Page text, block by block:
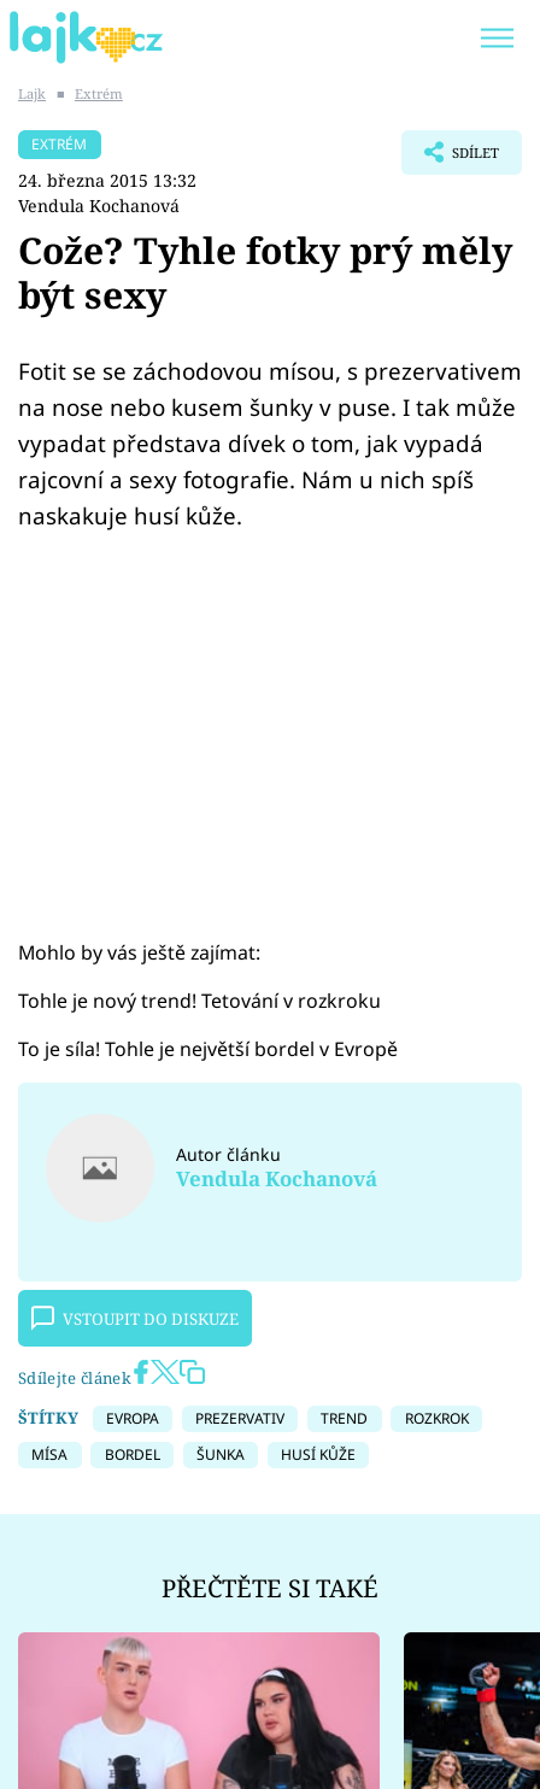
SHOPAHOLICADEL
Témata
Showbyznys
Youtubeři
Virály
Lajk ■ Extrém
EXTRÉM
24. března 2015 13:32
Vendula Kochanová
SDÍLET
Cože? Tyhle fotky prý měly
být sexy
Fotit se se záchodovou mísou, s prezervativem
na nose nebo kusem šunky v puse. I tak může
vypadat představa dívek o tom, jak vypadá
rajcovní a sexy fotografie. Nám u nich spíš
naskakuje husí kůže.
Mohlo by vás ještě zajímat:
Tohle je nový trend! Tetování v rozkroku
To je síla! Tohle je největší bordel v Evropě
Autor článku
Vendula Kochanová
VSTOUPIT DO DISKUZE
Sdílejte článek
ŠTÍTKY
EVROPA PREZERVATIV TREND
ROZKROK
MÍSA
BORDEL ŠUNKA HUSÍ KŮŽE
PŘEČTĚTE SI TAKÉ